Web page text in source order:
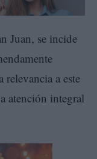
Juan, se incide
a este
atención integral